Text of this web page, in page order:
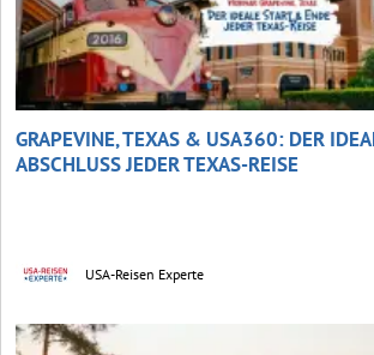
GRAPEVINE, TEXAS & USA360: DER
ABSCHLUSS JEDER TEXAS-REISE
USA-Reisen Experte